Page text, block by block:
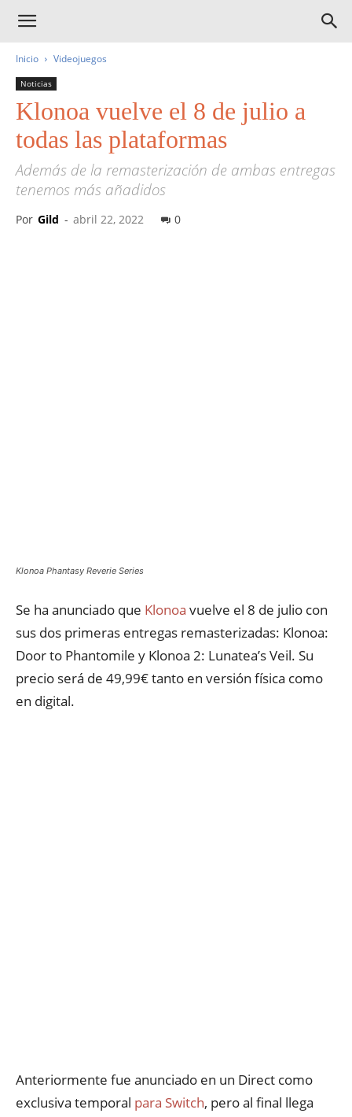
Inicio Videojuegos
Noticias
Klonoa vuelve el 8 de julio a
todas las plataformas
Además de la remasterización de ambas entregas
tenemos más añadidos
Por Gild - abril 22, 2022 0
Klonoa Phantasy Reverie Series
Se ha anunciado que Klonoa vuelve el 8 de julio con
sus dos primeras entregas remasterizadas: Klonoa:
Door to Phantomile y Klonoa 2: Lunatea’s Veil. Su
precio será de 49,99€ tanto en versión física como
en digital.
Anteriormente fue anunciado en un Direct como
exclusiva temporal para Switch, pero al final llega